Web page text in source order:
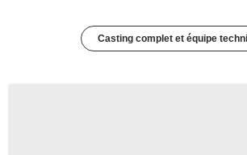
Casting complet et équipe